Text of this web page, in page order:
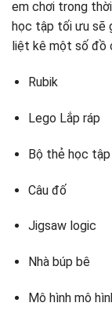
em chơi trong
học tập tối ưu sẽ
liệt kê một số đồ
Rubik
Lego Lắp ráp
Bộ thẻ học
Câu đố
Jigsaw logic
Nhà búp bê
Mô hình mô